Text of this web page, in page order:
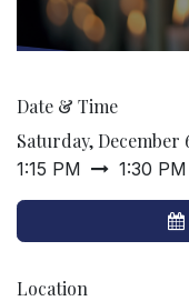
Date & Time
Saturday, December
1:15 PM 1:30 PM
Location